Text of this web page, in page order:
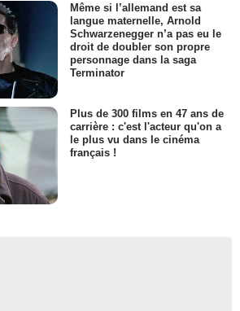
Même si l’allemand est sa
langue maternelle, Arnold
Schwarzenegger n’a pas eu le
droit de doubler son propre
personnage dans la saga
Terminator
Plus de 300 films en 47 ans de
carrière : c'est l'acteur qu'on a
le plus vu dans le cinéma
français !